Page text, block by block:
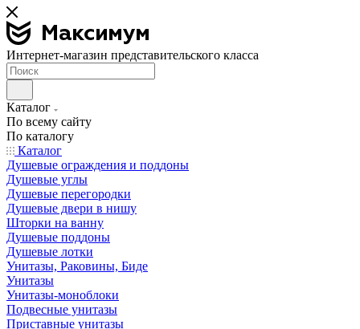
Интернет-магазин представительского класса
Каталог
По всему сайту
По каталогу
Каталог
Душевые ограждения и поддоны
Душевые углы
Душевые перегородки
Душевые двери в нишу
Шторки на ванну
Душевые поддоны
Душевые лотки
Унитазы, Раковины, Биде
Унитазы
Унитазы-моноблоки
Подвесные унитазы
Приставные унитазы